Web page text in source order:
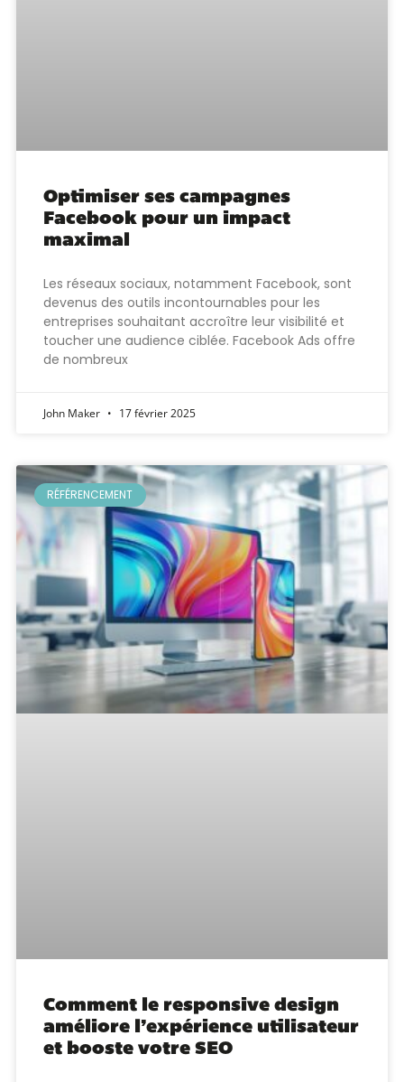
Optimiser ses campagnes
Facebook pour un impact
maximal
Les réseaux sociaux, notamment Facebook, sont
devenus des outils incontournables pour les
entreprises souhaitant accroître leur visibilité et
toucher une audience ciblée. Facebook Ads offre
de nombreux
John Maker 17 février 2025
RÉFÉRENCEMENT
Comment le responsive design
améliore l’expérience utilisateur
et booste votre SEO